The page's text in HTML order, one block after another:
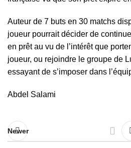
Auteur de 7 buts en 30 matchs
joueur pourrait décider de
en prêt au vu de l’intérêt que
joueur, ou rejoindre le groupe de
essayant de s’imposer dans
Abdel Salami
Newer